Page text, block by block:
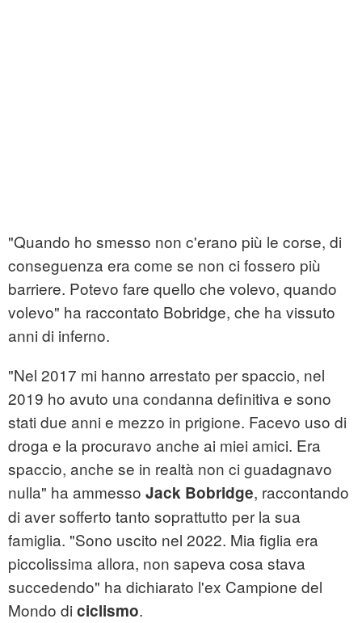
"Quando ho smesso non c'erano più le corse, di
conseguenza era come se non ci fossero più
barriere. Potevo fare quello che volevo, quando
volevo" ha raccontato Bobridge, che ha vissuto
anni di inferno.
"Nel 2017 mi hanno arrestato per spaccio, nel
2019 ho avuto una condanna definitiva e sono
stati due anni e mezzo in prigione. Facevo uso di
droga e la procuravo anche ai miei amici. Era
spaccio, anche se in realtà non ci guadagnavo
nulla" ha ammesso Jack Bobridge, raccontando
di aver sofferto tanto soprattutto per la sua
famiglia. "Sono uscito nel 2022. Mia figlia era
piccolissima allora, non sapeva cosa stava
succedendo" ha dichiarato l'ex Campione del
Mondo di ciclismo.